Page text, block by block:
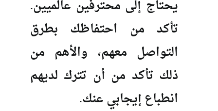
يحتاج إلى محترفين عالميين.
تأكد من احتفاظك بطرق
التواصل معهم، والأهم من
ذلك تأكد من أن تترك لديهم
انطباع إيجابي عنك.